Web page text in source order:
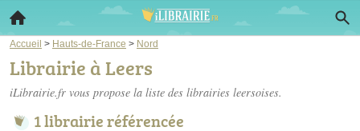
Accueil > Hauts-de-France > Nord
Librairie à Leers
iLibrairie.fr vous propose la liste des librairies leersoises.
1 librairie référencée